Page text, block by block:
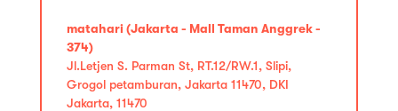
matahari (Jakarta - Mall Taman Anggrek -
374)
Jl.Letjen S. Parman St, RT.12/RW.1, Slipi,
Grogol petamburan, Jakarta 11470, DKI
Jakarta, 11470